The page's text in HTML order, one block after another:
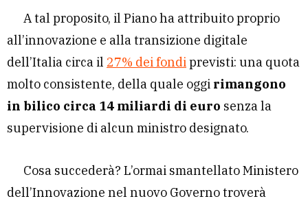
A tal proposito, il Piano ha attribuito proprio
all’innovazione e alla transizione digitale
dell’Italia circa il 27% dei fondi previsti: una quota
molto consistente, della quale oggi rimangono
in bilico circa 14 miliardi di euro senza la
supervisione di alcun ministro designato.
Cosa succederà? L’ormai smantellato Ministero
dell’Innovazione nel nuovo Governo troverà